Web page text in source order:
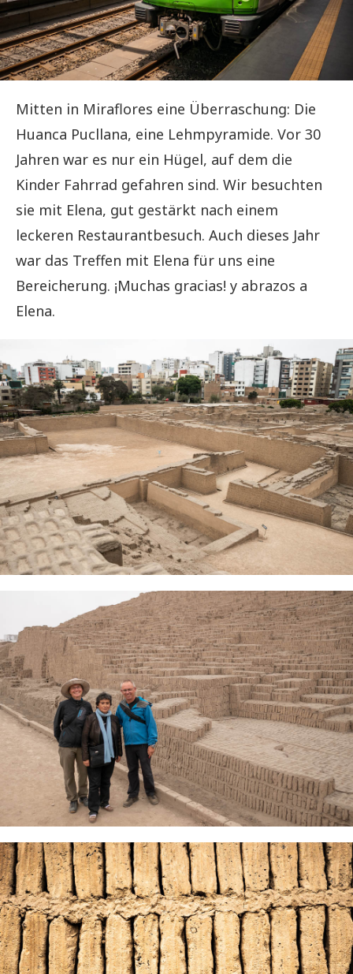
Mitten in Miraflores eine Überraschung: Die
Huanca Pucllana, eine Lehmpyramide. Vor 30
Jahren war es nur ein Hügel, auf dem die
Kinder Fahrrad gefahren sind. Wir besuchten
sie mit Elena, gut gestärkt nach einem
leckeren Restaurantbesuch. Auch dieses Jahr
war das Treffen mit Elena für uns eine
Bereicherung. ¡Muchas gracias! y abrazos a
Elena.